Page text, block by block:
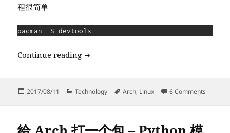
程很简单
pacman -S devtools
Continue reading Arch Linux devtools 简介 – 在干净的环
Posted
2017/08/11 Categories
Technology Tags
Arch, Linux 6 Comments